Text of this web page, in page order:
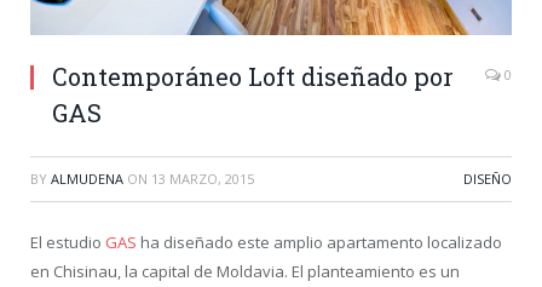
Contemporáneo Loft diseñado por
GAS
0
BY ALMUDENA ON 13 MARZO, 2015 DISEÑO
El estudio GAS ha diseñado este amplio apartamento localizado
en Chisinau, la capital de Moldavia. El planteamiento es un